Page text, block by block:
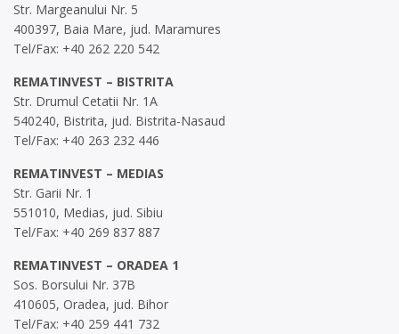
Str. Margeanului Nr. 5
400397, Baia Mare, jud. Maramures
Tel/Fax: +40 262 220 542
REMATINVEST – BISTRITA
Str. Drumul Cetatii Nr. 1A
540240, Bistrita, jud. Bistrita-Nasaud
Tel/Fax: +40 263 232 446
REMATINVEST – MEDIAS
Str. Garii Nr. 1
551010, Medias, jud. Sibiu
Tel/Fax: +40 269 837 887
REMATINVEST – ORADEA 1
Sos. Borsului Nr. 37B
410605, Oradea, jud. Bihor
Tel/Fax: +40 259 441 732